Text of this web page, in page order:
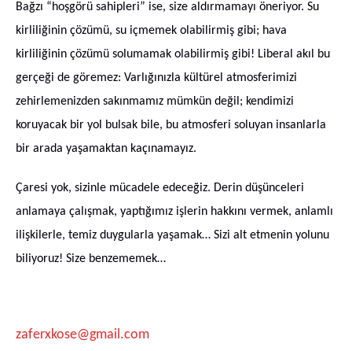
Bağzı “hoşgörü sahipleri” ise, size aldırmamayı öneriyor. Su
kirliliğinin çözümü, su içmemek olabilirmiş gibi; hava
kirliliğinin çözümü solumamak olabilirmiş gibi! Liberal akıl bu
gerçeği de göremez: Varlığınızla kültürel atmosferimizi
zehirlemenizden sakınmamız mümkün değil; kendimizi
koruyacak bir yol bulsak bile, bu atmosferi soluyan insanlarla
bir arada yaşamaktan kaçınamayız.
Çaresi yok, sizinle mücadele edeceğiz. Derin düşünceleri
anlamaya çalışmak, yaptığımız işlerin hakkını vermek, anlamlı
ilişkilerle, temiz duygularla yaşamak… Sizi alt etmenin yolunu
biliyoruz! Size benzememek…
zaferxkose@gmail.com